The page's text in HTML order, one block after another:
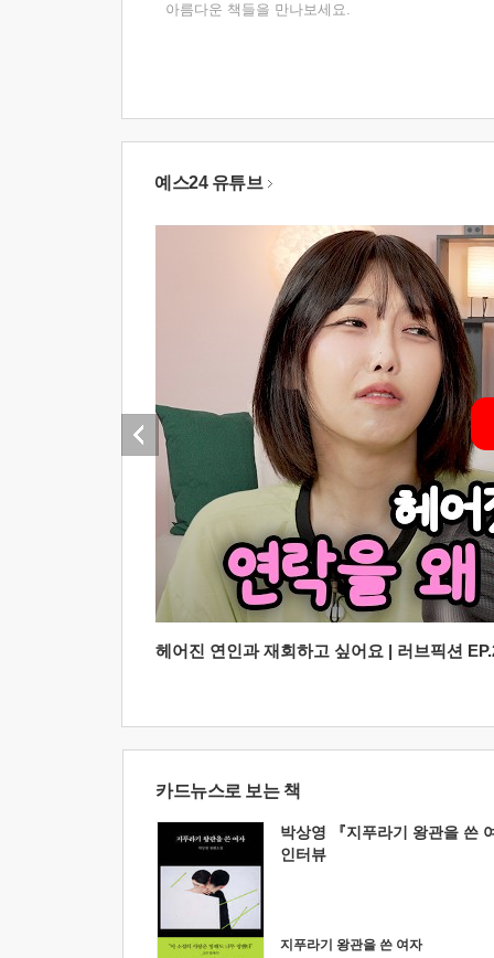
아름다운 책들을 만나보세요.
예스24 유튜브
헤어진 연인과 재회하고 싶어요 | 러브픽션
카드뉴스로 보는 책
박상영 『지푸라기 왕관을 쓴
인터뷰
지푸라기 왕관을 쓴 여자